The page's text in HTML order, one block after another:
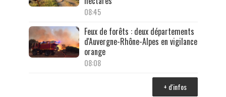
08:45
Feux de forêts : deux départements
d'Auvergne-Rhône-Alpes en vigilance
orange
08:08
+ d'infos